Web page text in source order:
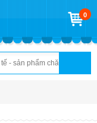
0